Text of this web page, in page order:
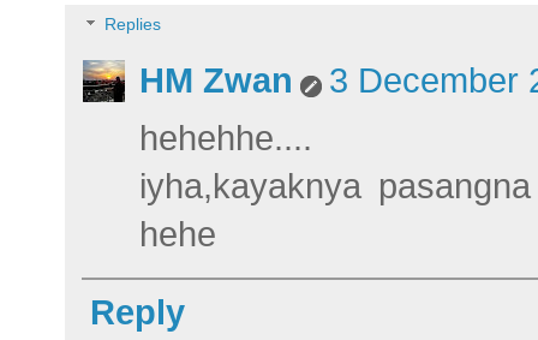
Replies
HM Zwan
3 December
hehehhe....
iyha,kayaknya
hehe
Reply